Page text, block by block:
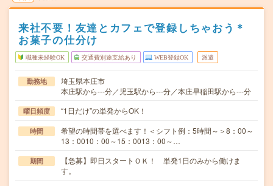
来社不要！友達とカフェで登録しちゃおう＊
お菓子の仕分け
職種未経験OK 交通費別途支給あり WEB登録OK 派遣
勤務地
埼玉県本庄市
本庄駅から---分／児玉駅から---分／本庄早稲田駅から---分
曜日頻度 “1日だけ”の単発からOK！
時間
希望の時間帯を選べます！＜シフト例：5時間～＞8：00～
13：0010：00～15：0013：00～…
期間
【急募】即日スタートＯＫ！ 単発1日のみから働けま
す。